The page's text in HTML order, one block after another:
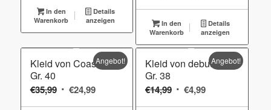
war:
€7,99
ist:
€4,99.
In den
Warenkorb
Details
anzeigen
war:
€15,99
ist:
€4,99.
In den
Warenkorb
Details
anzeigen
Kleid von Coast
Gr. 40
€35,99 Ursprünglicher
€24,99Aktueller
Angebot!
Kleid von debute
Gr. 38
€14,99 Ursprünglicher
€4,99Aktueller
Angebot!